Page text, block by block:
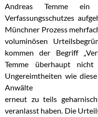
Andreas Temme ein
Verfassungsschutzes
Münchner Prozess
voluminösen
kommen der Begriff
Temme überhaupt
Ungereimtheiten wie
Anwälte
erneut zu teils
veranlasst haben. Die